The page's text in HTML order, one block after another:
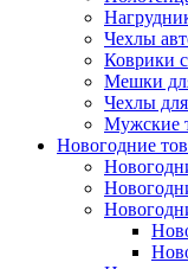
Чехлы
Коврики
Мешки
Чехлы
Мужские
Новогодние